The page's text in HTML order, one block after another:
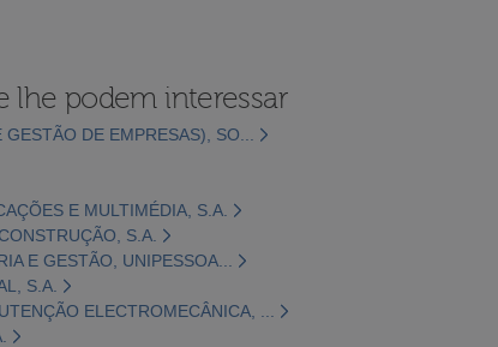
lhe podem interessar
DE EMPRESAS), SO...
E MULTIMÉDIA, S.A.
S.A.
E GESTÃO, UNIPESSOA...
S.A.
ELECTROMECÂNICA, ...